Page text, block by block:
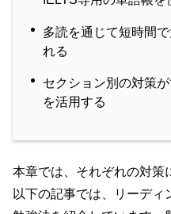
多読を通じて短時間
れる
セクション別の対策
を活用する
本章では、それぞれの対策
以下の記事では、リーディ